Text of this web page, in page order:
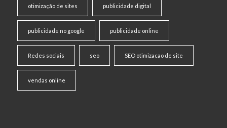
otimização de sites publicidade digital
publicidade no google publicidade online
Redes sociais seo SEO otimizacao de site
vendas online